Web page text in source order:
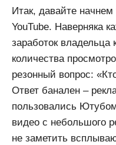
Итак, давайте
YouTube. Наверняка
заработок владельца
количества
резонный вопрос:
Ответ банален –
пользовались
видео с небольшого
не заметить